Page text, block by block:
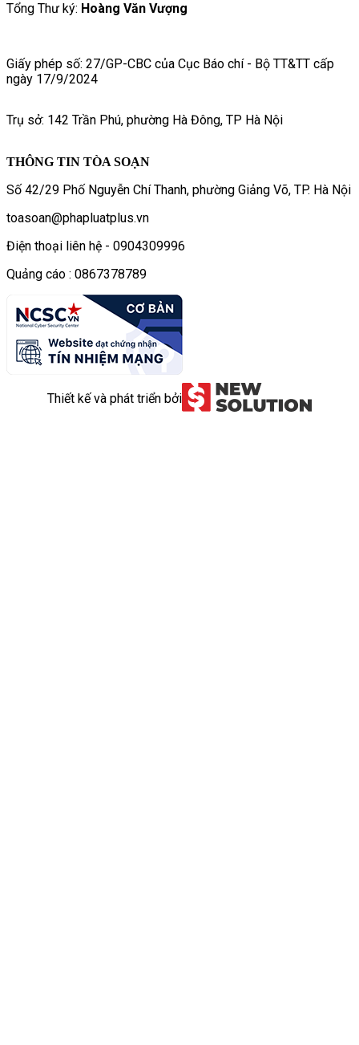
Tổng Thư ký: Hoàng Văn Vượng
Giấy phép số: 27/GP-CBC của Cục Báo chí - Bộ TT&TT cấp
ngày 17/9/2024
Trụ sở: 142 Trần Phú, phường Hà Đông, TP Hà Nội
THÔNG TIN TÒA SOẠN
Số 42/29 Phố Nguyễn Chí Thanh, phường Giảng Võ, TP. Hà Nội
toasoan@phapluatplus.vn
Điện thoại liên hệ - 0904309996
Quảng cáo : 0867378789
Thiết kế và phát triển bởi